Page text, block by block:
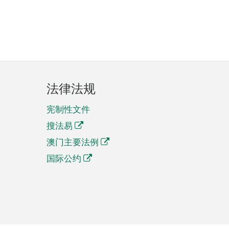
法律法规
宪制性文件
搜法易
澳门主要法例
国际公约